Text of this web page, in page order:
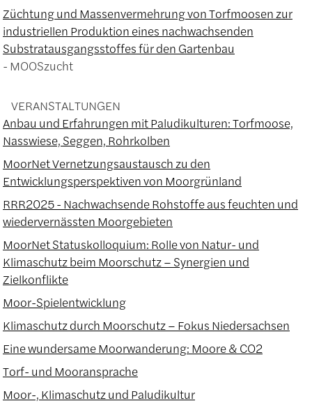
Züchtung und Massenvermehrung von Torfmoosen zur
industriellen Produktion eines nachwachsenden
Substratausgangsstoffes für den Gartenbau
MOOSzucht
VERANSTALTUNGEN
Anbau und Erfahrungen mit Paludikulturen: Torfmoose,
Nasswiese, Seggen, Rohrkolben
MoorNet Vernetzungsaustausch zu den
Entwicklungsperspektiven von Moorgrünland
RRR2025 - Nachwachsende Rohstoffe aus feuchten und
wiedervernässten Moorgebieten
MoorNet Statuskolloquium: Rolle von Natur- und
Klimaschutz beim Moorschutz – Synergien und
Zielkonflikte
Moor-Spielentwicklung
Klimaschutz durch Moorschutz – Fokus Niedersachsen
Eine wundersame Moorwanderung: Moore & CO2
Torf- und Mooransprache
Moor-, Klimaschutz und Paludikultur